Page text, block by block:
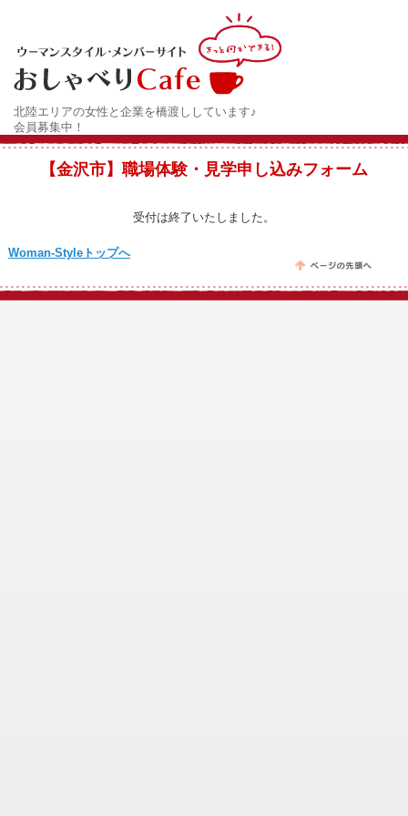
北陸エリアの女性と企業を橋渡ししています♪
会員募集中！
【金沢市】職場体験・見学申し込みフォーム
受付は終了いたしました。
Woman-Styleトップへ